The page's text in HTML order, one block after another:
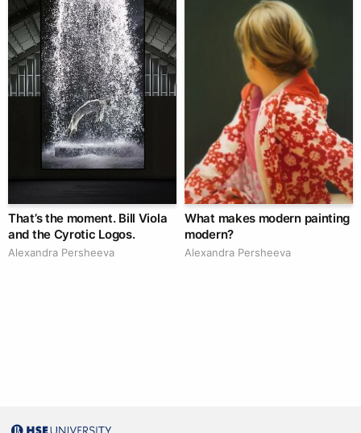
That’s the moment. Bill Viola
and the Cyrotic Logos.
Alexandra Persheeva
What makes modern painting
modern?
Alexandra Persheeva